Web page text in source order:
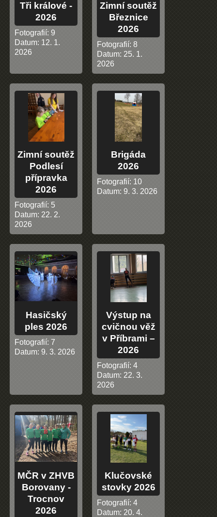
Tři králové -
2026
Fotografií: 9
Datum: 12. 1.
2026
Zimní soutěž
Březnice
2026
Fotografií: 8
Datum: 25. 1.
2026
Zimní soutěž
Podlesí
přípravka
2026
Fotografií: 5
Datum: 22. 2.
2026
Brigáda
2026
Fotografií: 10
Datum: 9. 3. 2026
Hasičský
ples 2026
Fotografií: 7
Datum: 9. 3. 2026
Výstup na
cvičnou věž
v Příbrami –
2026
Fotografií: 4
Datum: 22. 3.
2026
MČR v ZHVB
Borovany -
Trocnov
2026
Klučovské
stovky 2026
Fotografií: 4
Datum: 20. 4.